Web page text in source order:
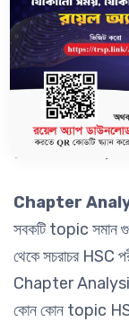
Board
করে অধ্যায়টি সৃজনশীল
উল্লেখ করা হয়েছে।
বহুনির্বাচনি ও কতটি
হয়েছে; যা দেখে তুমি
থেকে কতটি MCQ ও
Chapter
সবকটি topic সমান
থেকে সচরাচর HSC
Chapter Analysis
কোন কোন topic